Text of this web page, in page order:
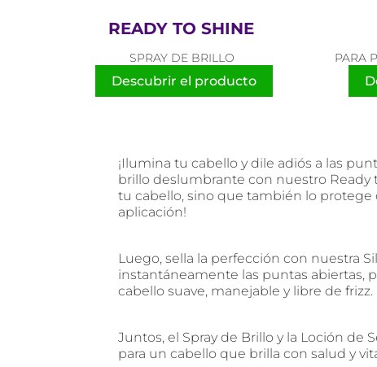
READY TO SHINE
SPRAY DE BRILLO
Descubrir el producto
PARA
¡Ilumina tu cabello y dile adiós a las
brillo deslumbrante con nuestro Ready
tu cabello, sino que también lo protege
aplicación!
Luego, sella la perfección con nuestra
instantáneamente las puntas abiertas,
cabello suave, manejable y libre de
Juntos, el Spray de Brillo y la Loción de
para un cabello que brilla con salud y